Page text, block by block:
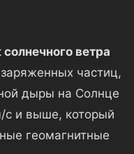
ветра
частиц,
дыры на Солнце
с и выше, который
геомагнитные